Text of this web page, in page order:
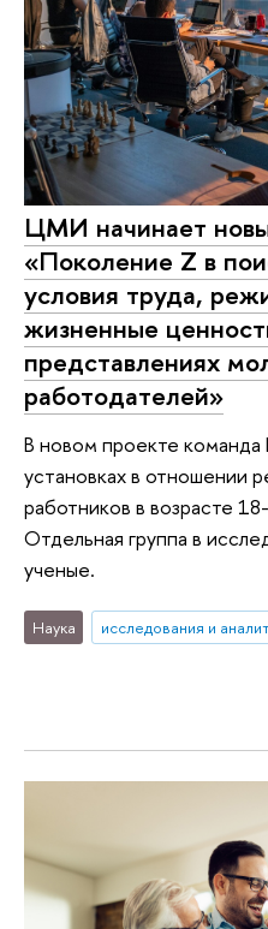
ЦМИ начинает
«Поколение Z в
условия труда,
жизненные
представлениях
работодателей»
В новом проекте команда
установках в отношении
работников в возрасте
Отдельная группа в
ученые.
Наука исследования и